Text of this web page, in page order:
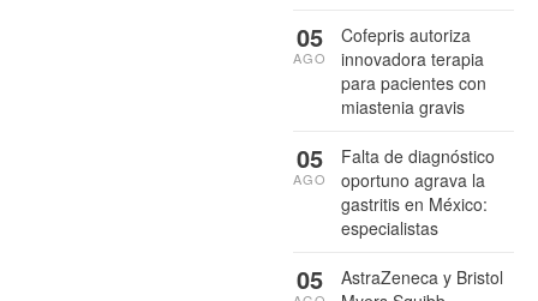
Cofepris autoriza
innovadora terapia
para pacientes con
miastenia gravis
05
AGO
Falta de diagnóstico
oportuno agrava la
gastritis en México:
especialistas
05
AGO
AstraZeneca y Bristol
05